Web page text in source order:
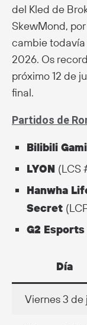
del Kled de
SkewMond,
cambie todavía
2026. Os
próximo 12 de
final.
Partidos de
Bilibili
LYON (LCS
Hanwha
Secret
G2 Esports
Día
Viernes 3 de